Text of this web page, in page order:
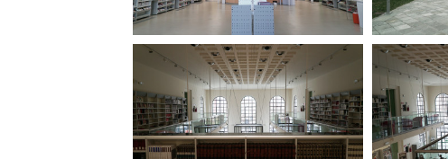
Rete regionale
Bilancio sociale
Amministrazione trasparente
Bandi e gare
Sostenibilità ambientale
SERVIZI